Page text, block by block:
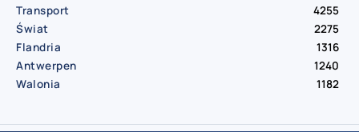
Transport
4255
Świat
2275
Flandria
1316
Antwerpen
1240
Walonia
1182